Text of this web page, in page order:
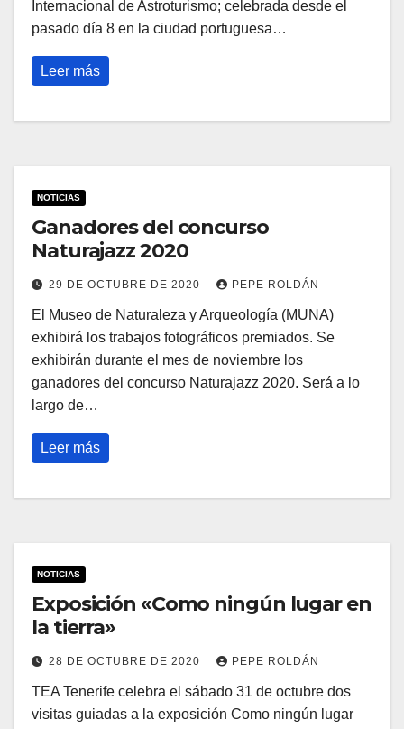
Internacional de Astroturismo; celebrada desde el
pasado día 8 en la ciudad portuguesa…
Leer más
NOTICIAS
Ganadores del concurso
Naturajazz 2020
29 DE OCTUBRE DE 2020 PEPE ROLDÁN
El Museo de Naturaleza y Arqueología (MUNA)
exhibirá los trabajos fotográficos premiados. Se
exhibirán durante el mes de noviembre los
ganadores del concurso Naturajazz 2020. Será a lo
largo de…
Leer más
NOTICIAS
Exposición «Como ningún lugar en
la tierra»
28 DE OCTUBRE DE 2020 PEPE ROLDÁN
TEA Tenerife celebra el sábado 31 de octubre dos
visitas guiadas a la exposición Como ningún lugar